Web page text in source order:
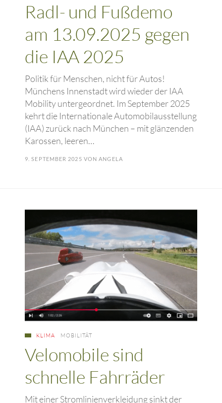
Radl- und Fußdemo
am 13.09.2025 gegen
die IAA 2025
Politik für Menschen, nicht für Autos!
Münchens Innenstadt wird wieder der IAA
Mobility untergeordnet. Im September 2025
kehrt die Internationale Automobilausstellung
(IAA) zurück nach München – mit glänzenden
Karossen, leeren…
9. SEPTEMBER 2025 VONANGELA
KLIMA MOBILITÄT
Velomobile sind
schnelle Fahrräder
Mit einer Stromlinienverkleidung sinkt der